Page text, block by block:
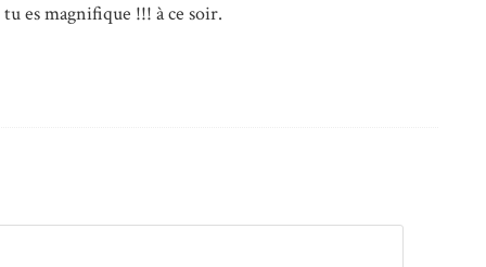
es magnifique !!! à ce soir.